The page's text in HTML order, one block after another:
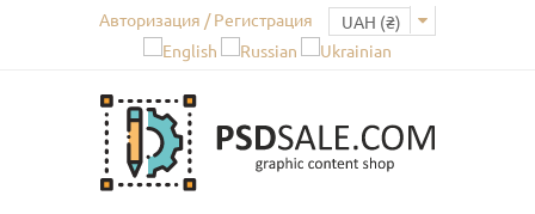
Авторизация / Регистрация